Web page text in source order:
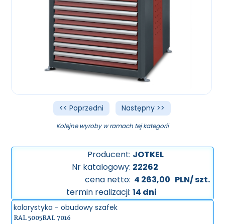
<< Poprzedni Następny >>
Kolejne wyroby w ramach tej kategorii
Producent: JOTKEL
Nr katalogowy: 22262
cena netto: 4 263,00 PLN/ szt.
termin realizacji: 14 dni
kolorystyka - obudowy szafek
RAL 5005RAL 7016